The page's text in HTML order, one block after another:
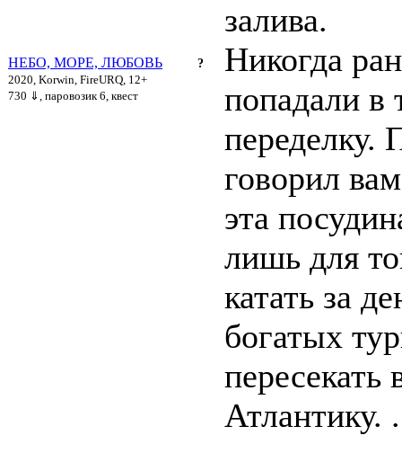
?
НЕБО, МОРЕ, ЛЮБОВЬ
2020, Korwin, FireURQ, 12+
730 ⇓ , паровозик 6, квест
залива.
Никогда
попадали в
переделку.
говорил
эта
лишь для
катать за
богатых
пересекать
Атлантику.